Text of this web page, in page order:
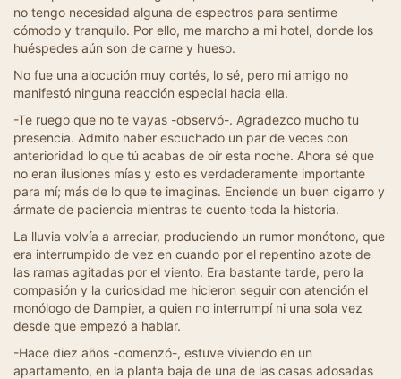
no tengo necesidad alguna de espectros para sentirme
cómodo y tranquilo. Por ello, me marcho a mi hotel, donde los
huéspedes aún son de carne y hueso.
No fue una alocución muy cortés, lo sé, pero mi amigo no
manifestó ninguna reacción especial hacia ella.
-Te ruego que no te vayas -observó-. Agradezco mucho tu
presencia. Admito haber escuchado un par de veces con
anterioridad lo que tú acabas de oír esta noche. Ahora sé que
no eran ilusiones mías y esto es verdaderamente importante
para mí; más de lo que te imaginas. Enciende un buen cigarro y
ármate de paciencia mientras te cuento toda la historia.
La lluvia volvía a arreciar, produciendo un rumor monótono, que
era interrumpido de vez en cuando por el repentino azote de
las ramas agitadas por el viento. Era bastante tarde, pero la
compasión y la curiosidad me hicieron seguir con atención el
monólogo de Dampier, a quien no interrumpí ni una sola vez
desde que empezó a hablar.
-Hace diez años -comenzó-, estuve viviendo en un
apartamento, en la planta baja de una de las casas adosadas